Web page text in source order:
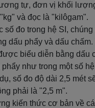
tự, đơn vị khối
và đọc là "kilôgam".
số đo trong hệ SI,
dấu phẩy và dấu chấm.
biểu diễn bằng dấu
như trong một số
số đo độ dài 2,5 mét
phải là "2,5 m".
kiến thức cơ bản về